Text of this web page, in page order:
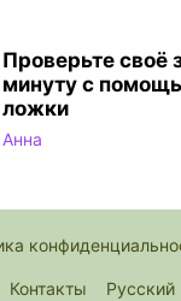
Проверьте своё
минуту с
ложки
Анна
Контакты Русский